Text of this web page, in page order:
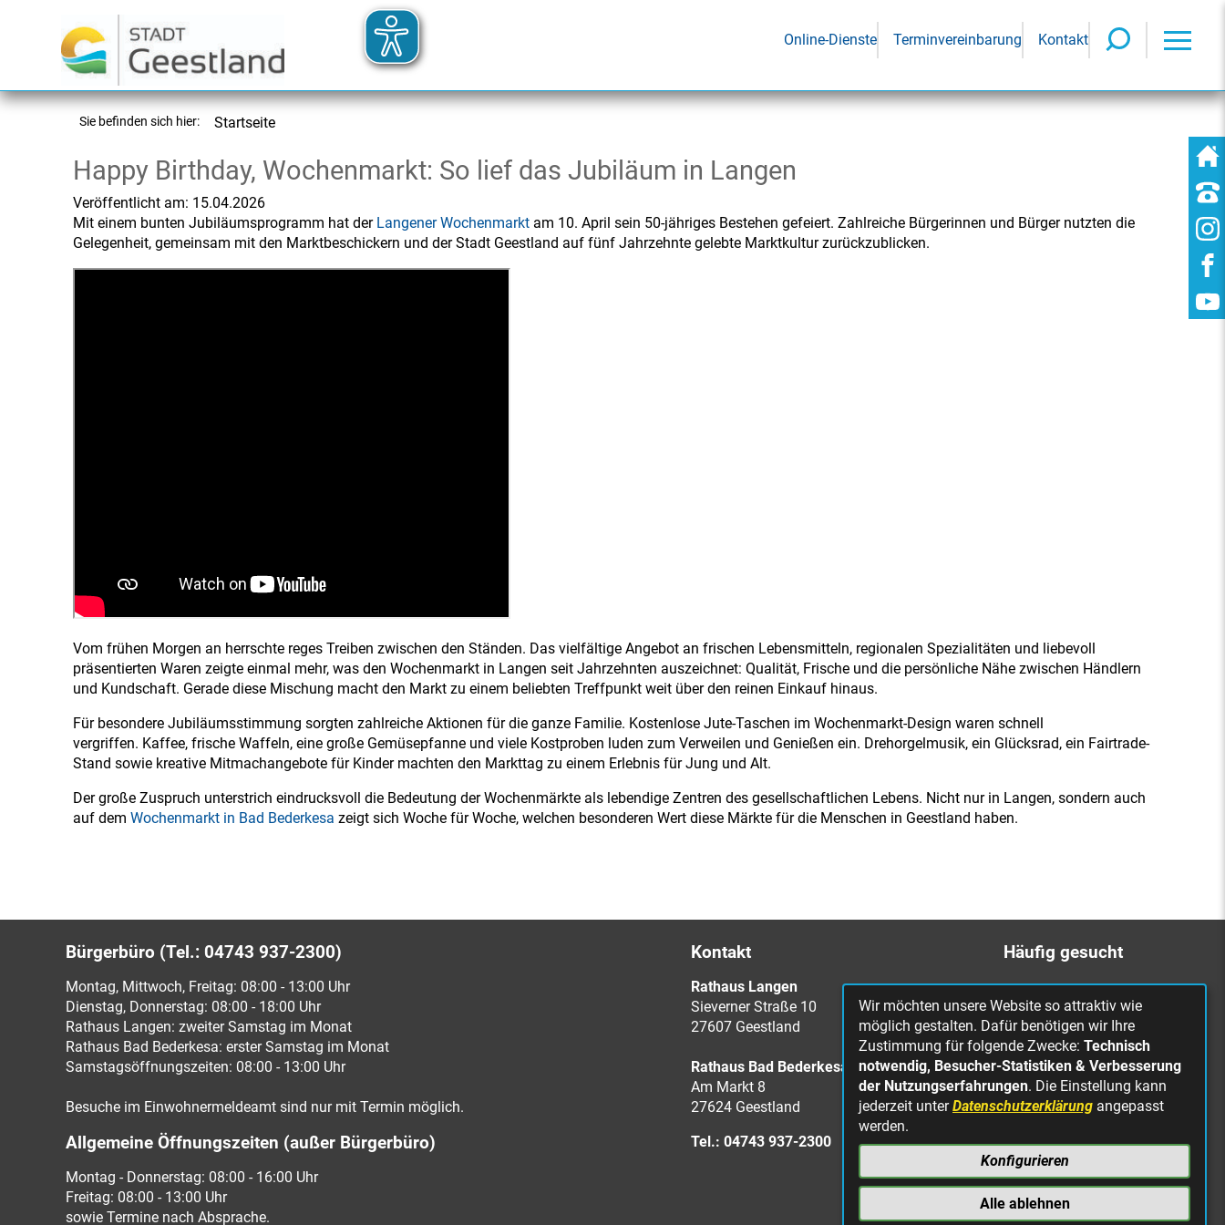
Online-Dienste Terminvereinbarung Kontakt
Sie befinden sich hier: Startseite
Happy Birthday, Wochenmarkt: So lief das Jubiläum in Langen
Veröffentlicht am: 15.04.2026
Mit einem bunten Jubiläumsprogramm hat der Langener Wochenmarkt am 10. April sein 50-jähriges Bestehen gefeiert. Zahlreiche Bürgerinnen und Bürger nutzten die
Gelegenheit, gemeinsam mit den Marktbeschickern und der Stadt Geestland auf fünf Jahrzehnte gelebte Marktkultur zurückzublicken.
Vom frühen Morgen an herrschte reges Treiben zwischen den Ständen. Das vielfältige Angebot an frischen Lebensmitteln, regionalen Spezialitäten und liebevoll
präsentierten Waren zeigte einmal mehr, was den Wochenmarkt in Langen seit Jahrzehnten auszeichnet: Qualität, Frische und die persönliche Nähe zwischen Händlern
und Kundschaft. Gerade diese Mischung macht den Markt zu einem beliebten Treffpunkt weit über den reinen Einkauf hinaus.
Für besondere Jubiläumsstimmung sorgten zahlreiche Aktionen für die ganze Familie. Kostenlose Jute-Taschen im Wochenmarkt-Design waren schnell
vergriffen. Kaffee, frische Waffeln, eine große Gemüsepfanne und viele Kostproben luden zum Verweilen und Genießen ein. Drehorgelmusik, ein Glücksrad, ein Fairtrade-
Stand sowie kreative Mitmachangebote für Kinder machten den Markttag zu einem Erlebnis für Jung und Alt.
Der große Zuspruch unterstrich eindrucksvoll die Bedeutung der Wochenmärkte als lebendige Zentren des gesellschaftlichen Lebens. Nicht nur in Langen, sondern auch
auf dem Wochenmarkt in Bad Bederkesa zeigt sich Woche für Woche, welchen besonderen Wert diese Märkte für die Menschen in Geestland haben.
Bürgerbüro (Tel.: 04743 937-2300)
Montag, Mittwoch, Freitag: 08:00 - 13:00 Uhr
Dienstag, Donnerstag: 08:00 - 18:00 Uhr
Rathaus Langen: zweiter Samstag im Monat
Rathaus Bad Bederkesa: erster Samstag im Monat
Samstagsöffnungszeiten: 08:00 - 13:00 Uhr
Besuche im Einwohnermeldeamt sind nur mit Termin möglich.
Allgemeine Öffnungszeiten (außer Bürgerbüro)
Montag - Donnerstag: 08:00 - 16:00 Uhr
Freitag: 08:00 - 13:00 Uhr
sowie Termine nach Absprache.
Kontakt
Rathaus Langen
Sieverner Straße 10
27607 Geestland
Rathaus Bad Bederkesa
Am Markt 8
27624 Geestland
Tel.: 04743 937-2300
Häufig gesucht
Bürgerbüro
Online Rathaus
Was erledige ich wo?
Stellenangebote
Mängelmeldung
defekt
Wir möchten unsere Website so attraktiv wie
möglich gestalten. Dafür benötigen wir Ihre
Zustimmung für folgende Zwecke: Technisch
notwendig, Besucher-Statistiken & Verbesserung
der Nutzungserfahrungen. Die Einstellung kann
jederzeit unterDatenschutzerklärung angepasst
werden.
Konfigurieren
Alle ablehnen